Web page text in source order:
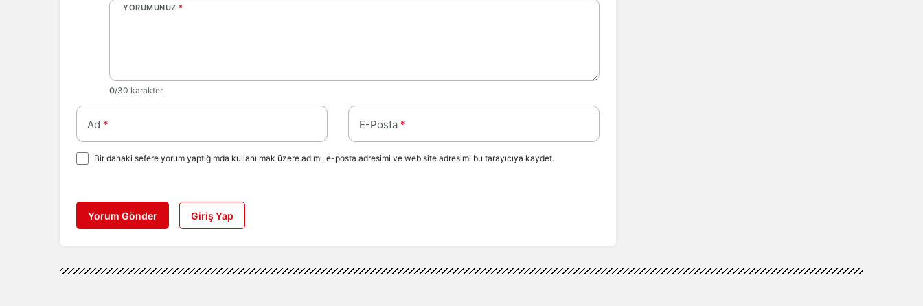
YORUMUNUZ *
0/30 karakter
Ad * E-Posta *
Bir dahaki sefere yorum yaptığımda kullanılmak üzere adımı, e-posta adresimi ve web site adresimi bu tarayıcıya kaydet.
Yorum Gönder Giriş Yap